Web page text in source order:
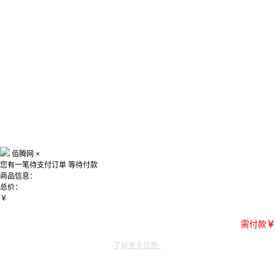
佰腾网 ×
您有一笔待支付订单 等待付款
商品信息：
总价：
￥
需付款￥
了解更多优惠~